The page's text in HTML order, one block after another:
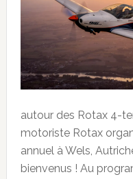
autour des Rotax 4-
motoriste Rotax
annuel à Wels,
bienvenus ! Au